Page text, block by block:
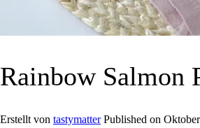
Rainbow Salmon
Erstellt von tastymatter Published on